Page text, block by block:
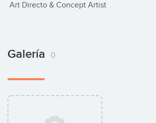
Art Directo & Concept Artist
Galería 0